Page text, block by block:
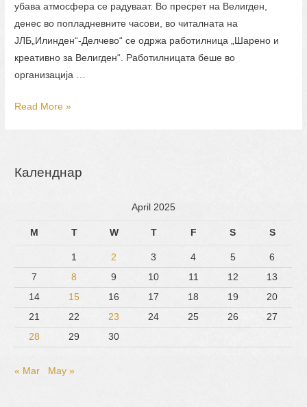
убава атмосфера се радуваат. Во пресрет на Велигден,
денес во попладневните часови, во читалната на
ЈЛБ„Илинден“-Делчево“ се одржа работилница „Шарено и
креативно за Велигден“. Работилницата беше во
организација …
„Шарено
Велигден“
Read More »
Календнар
April 2025
M T W T F S S
1 2 3 4 5
6
7
8 9 10 11 12
13
14
15 16 17 18 19
20
21
22 23 24 25 26
27
28
29 30
« Mar May »